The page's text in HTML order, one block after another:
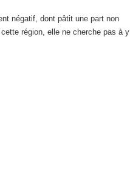
négatif, dont pâtit une part non
région, elle ne cherche pas à y